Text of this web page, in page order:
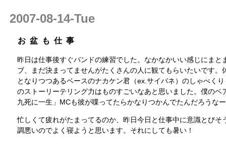
2007-08-14-Tue
お盆も仕事
昨日は仕事後すぐバンドの練習でした。なかなかいい感じにまと
ブ、まだ決まってませんがたくさんの人に観てもらいたいです。
となりつつあるベースのナカケン君（ex.サイバネ）のしゃべく
のストーリーテリング力はものすごいなあと思いました。僕のベ
九死に一生」MCも彼が喋ってたらかなりつかんでたんだろうな
忙しくて疲れがたまってるのか、昨日今日と仕事中に意識とびそ
調悪いのでよく寝ようと思います。それにしても暑い！